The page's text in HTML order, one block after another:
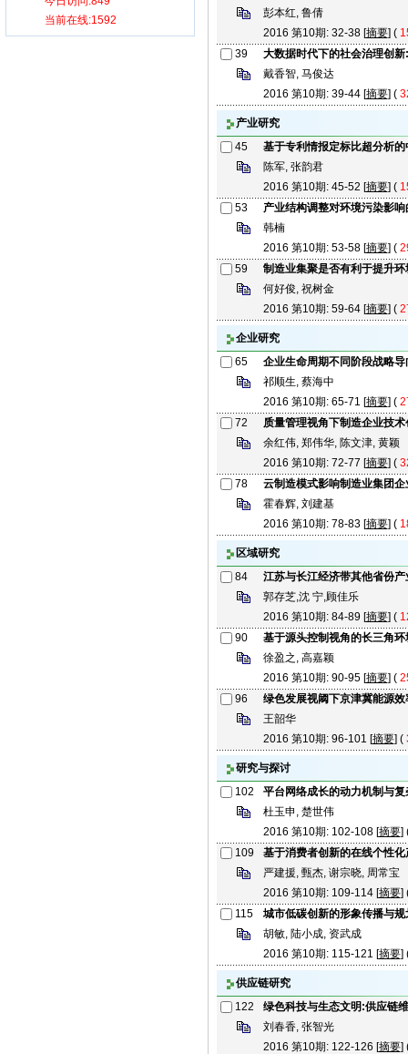
彭本红, 鲁倩
2016 第10期: 32-38 [摘要] (
39
大数据时代下的社会治理创
戴香智, 马俊达
2016 第10期: 39-44 [摘要] (
产业研究
45
基于专利情报定标比超分析
陈军, 张韵君
2016 第10期: 45-52 [摘要] (
53
产业结构调整对环境污染影
韩楠
2016 第10期: 53-58 [摘要] (
59
制造业集聚是否有利于提升环
何好俊, 祝树金
2016 第10期: 59-64 [摘要] (
企业研究
65
企业生命周期不同阶段战略
祁顺生, 蔡海中
2016 第10期: 65-71 [摘要] (
72
质量管理视角下制造企业技
余红伟, 郑伟华, 陈文津, 黄颖
2016 第10期: 72-77 [摘要] (
78
云制造模式影响制造业集团
霍春辉, 刘建基
2016 第10期: 78-83 [摘要] (
区域研究
84
江苏与长江经济带其他省份
郭存芝,沈 宁,顾佳乐
2016 第10期: 84-89 [摘要] (
90
基于源头控制视角的长三角
徐盈之, 高嘉颖
2016 第10期: 90-95 [摘要] (
96
绿色发展视阈下京津冀能源
王韶华
2016 第10期: 96-101 [摘要] (
研究与探讨
102
平台网络成长的动力机制与
杜玉申, 楚世伟
2016 第10期: 102-108 [摘要]
109
基于消费者创新的在线个性
严建援, 甄杰, 谢宗晓, 周常宝
2016 第10期: 109-114 [摘要]
115
城市低碳创新的形象传播与规
胡敏, 陆小成, 资武成
2016 第10期: 115-121 [摘要]
供应链研究
122
绿色科技与生态文明:供应链
刘春香, 张智光
2016 第10期: 122-126 [摘要]